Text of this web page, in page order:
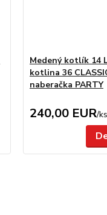
Medený kotlík 14
kotlina 36
naberačka PARTY
240,00 EUR/ks